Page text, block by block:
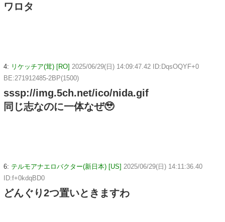
ワロタ
4: リケッチア(茸) [RO] 2025/06/29(日) 14:09:47.42 ID:DqsOQYF+0
BE:271912485-2BP(1500)
sssp://img.5ch.net/ico/nida.gif
同じ志なのに一体なぜ🥹
6: テルモアナエロバクター(新日本) [US] 2025/06/29(日) 14:11:36.40
ID:f+0kdqBD0
どんぐり2つ置いときますわ